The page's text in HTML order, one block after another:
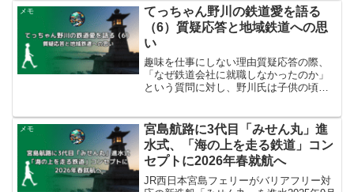
飲酒運転の根絶です。広島県内の交通事
故死者数は、9月2...
メモ
てっちゃん野川の鉄道愛を語る
（6）質疑応答と地域鉄道への思
い
趣味を仕事にしない理由質疑応答の際、
「なぜ鉄道会社に就職しなかったのか」
という質問に対し、野川氏は子供の頃は
と途中で気づいたと答えました。そのた
め、鉄道は一生の趣味にし...
メモ
宮島航路に3代目「みせん丸」進
水式、「海の上を走る鉄道」コン
セプトに2026年春就航へ
JR西日本宮島フェリーがバリアフリー対